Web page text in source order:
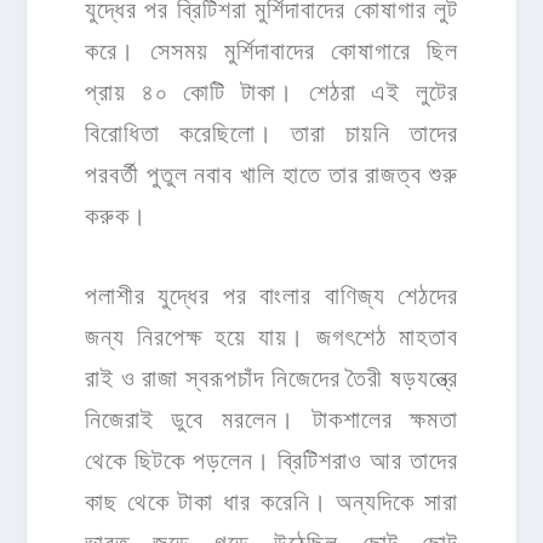
করে। সেসময় মুর্শিদাবাদের কোষাগারে ছিল
প্রায় ৪০ কোটি টাকা। শেঠরা এই লুটের
বিরোধিতা করেছিলো। তারা চায়নি তাদের
পরবর্তী পুতুল নবাব খালি হাতে তার রাজত্ব শুরু
করুক।
পলাশীর যুদ্ধের পর বাংলার বাণিজ্য শেঠদের
জন্য নিরপেক্ষ হয়ে যায়। জগৎশেঠ মাহতাব
রাই ও রাজা স্বরূপচাঁদ নিজেদের তৈরী ষড়যন্ত্রে
নিজেরাই ডুবে মরলেন। টাকশালের ক্ষমতা
থেকে ছিটকে পড়লেন। ব্রিটিশরাও আর তাদের
কাছ থেকে টাকা ধার করেনি। অন্যদিকে সারা